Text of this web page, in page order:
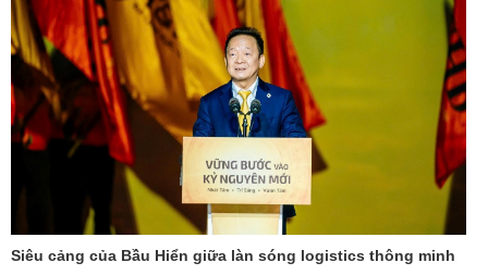
Siêu cảng của Bầu Hiển giữa làn sóng logistics thông minh